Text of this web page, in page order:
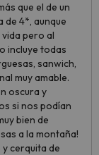
que el de un
de 4*, aunque
pero al
incluye todas
sanwich,
muy amable.
oscura y
si nos podían
bien de
a la montaña!
y cerquita de